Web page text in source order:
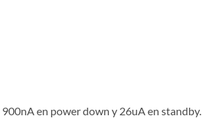
en power down y 26uA en standby.